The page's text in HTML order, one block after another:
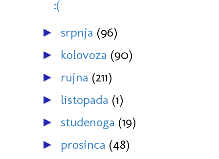
:(
► srpnja (96)
► kolovoza (90)
► rujna (211)
► listopada (1)
► studenoga (19)
► prosinca (48)